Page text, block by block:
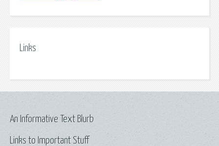
Links
Links to Important Stuff
An Informative Text Blurb